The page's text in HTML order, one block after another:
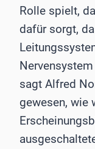
Rolle spielt,
dafür sorgt,
sagt Alfred
gewesen, wie